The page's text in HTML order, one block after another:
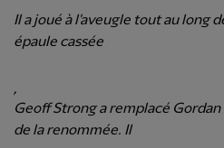
Il a joué à l'aveugle tout au long
épaule cassée
,
Geoff Strong a remplacé
de la renommée. Il